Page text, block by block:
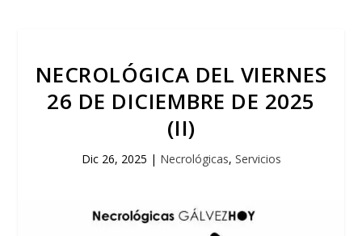
NECROLÓGICA DEL VIERNES
26 DE DICIEMBRE DE 2025
(II)
Dic 26, 2025 | Necrológicas, Servicios